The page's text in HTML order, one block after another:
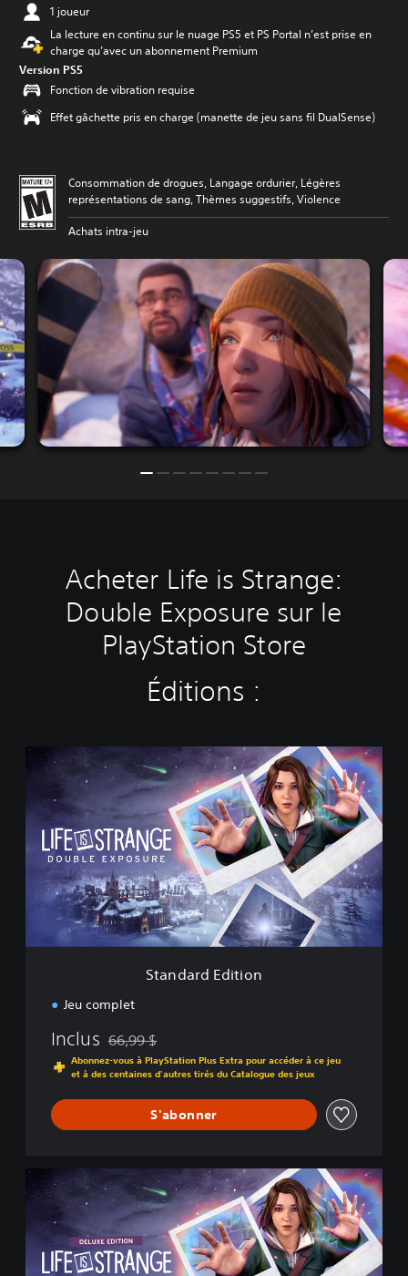
1 joueur
La lecture en continu sur le nuage PS5 et PS Portal n’est prise en
charge qu’avec un abonnement Premium
Version PS5
Fonction de vibration requise
Effet gâchette pris en charge (manette de jeu sans fil DualSense)
Consommation de drogues, Langage ordurier, Légères
représentations de sang, Thèmes suggestifs, Violence
Achats intra-jeu
Acheter Life is Strange:
Double Exposure sur le
PlayStation Store
Éditions :
S
t
t
Standard Edition
Jeu complet
Inclus Remise par rapport au prix d'origine de 66,99 $
66,99 $
Abonnez-vous à PlayStation Plus Extra pour accéder à ce jeu
et à des centaines d'autres tirés du Catalogue des jeux
S'abonner
É
d